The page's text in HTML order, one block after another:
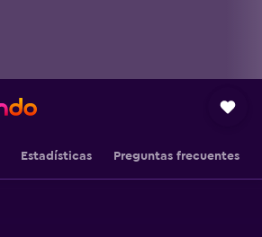
Estadísticas Preguntas frecuentes